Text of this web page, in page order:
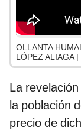
OLLANTA
LÓPEZ ALIAGA
La
la población
precio de